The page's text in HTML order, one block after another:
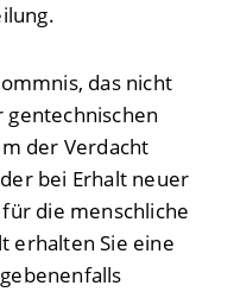
das nicht
der Verdacht
bei Erhalt neuer
die menschliche
erhalten Sie eine